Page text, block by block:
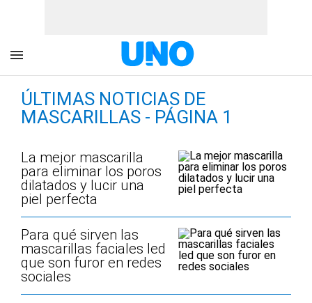
ÚLTIMAS NOTICIAS DE
MASCARILLAS - PÁGINA 1
La mejor mascarilla
para eliminar los poros
dilatados y lucir una
piel perfecta
Para qué sirven las
mascarillas faciales led
que son furor en redes
sociales